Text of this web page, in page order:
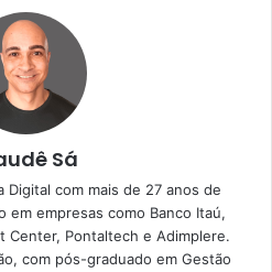
Sá
Digital com mais de 27 anos de
em empresas como Banco Itaú,
Center, Pontaltech e Adimplere.
com pós-graduado em Gestão